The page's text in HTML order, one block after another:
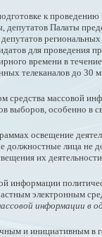
к
Палаты
для проведения
времени в
телеканалов до
средства массовой
выборов, особенно
освещение
должностные лица не
их
информации
электронным
информации в
и инициативным в